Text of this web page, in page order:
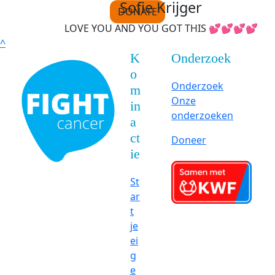
Sofie Krijger
LOVE YOU AND YOU GOT THIS 💕💕💕💕
DONATE
^
K
o
m
in
a
ct
ie
St
ar
t
je
ei
g
e
Onderzoek
Onderzoek
Onze
onderzoeken
Doneer